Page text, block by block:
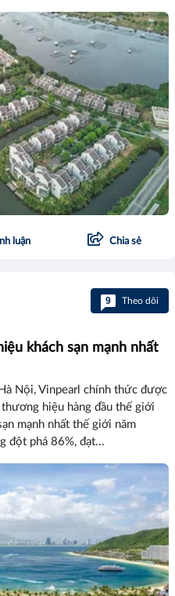
luận Chia sẻ
9 Theo dõi
khách sạn mạnh nhất
Nội, Vinpearl chính thức được
hiệu hàng đầu thế giới
mạnh nhất thế giới năm
đột phá 86%, đạt...